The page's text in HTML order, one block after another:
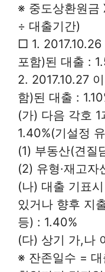
※ 중도상환원
÷ 대출기간)
□ 1.
포함)된 대출 :
2. 2017.10.27
함)된 대출 :
(가) 다음 각호
1.40%(기설정
(1) 부동산(견질
(2) 유형·재고자
(나) 대출 기표
있거나 향후 지
등) : 1.40%
(다) 상기 가,나
※ 잔존일수 =